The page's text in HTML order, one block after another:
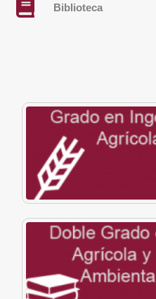
Biblioteca